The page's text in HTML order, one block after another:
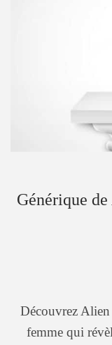
Générique
Découvrez
femme qui